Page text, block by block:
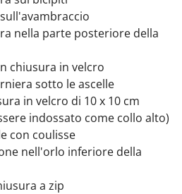
nella parte posteriore della
chiusura in velcro
sotto le ascelle
in velcro di 10 x 10 cm
indossato come collo alto)
con coulisse
nell'orlo inferiore della
a zip